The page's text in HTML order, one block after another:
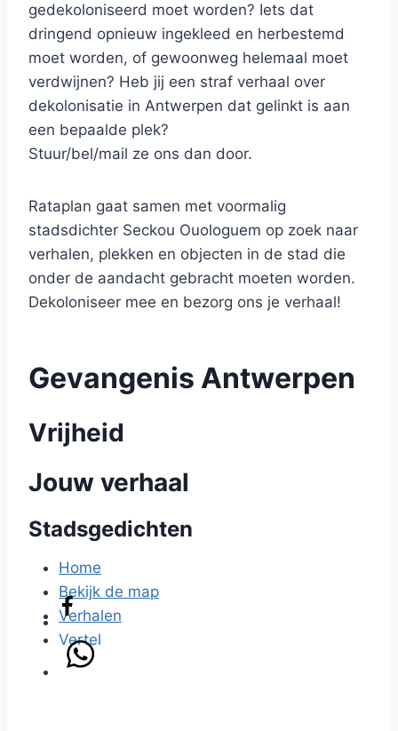
gedekoloniseerd moet worden? Iets dat
dringend opnieuw ingekleed en herbestemd
moet worden, of gewoonweg helemaal moet
verdwijnen? Heb jij een straf verhaal over
dekolonisatie in Antwerpen dat gelinkt is aan
een bepaalde plek?
Stuur/bel/mail ze ons dan door.
Rataplan gaat samen met voormalig
stadsdichter Seckou Ouologuem op zoek naar
verhalen, plekken en objecten in de stad die
onder de aandacht gebracht moeten worden.
Dekoloniseer mee en bezorg ons je verhaal!
Gevangenis Antwerpen
Vrijheid
Jouw verhaal
Stadsgedichten
Home
Bekijk de map
Verhalen
Vertel